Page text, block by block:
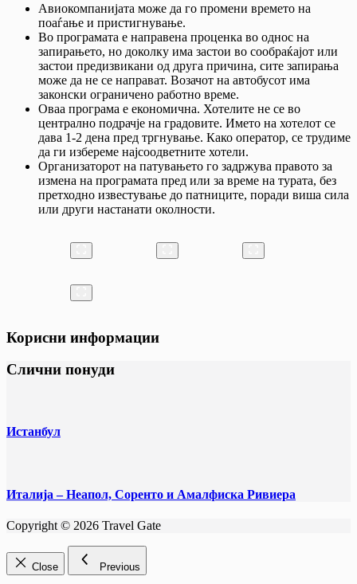
Авиокомпанијата може да го промени времето на
поаѓање и пристигнување.
Во програмата е направена проценка во однос на
запирањето, но доколку има застои во сообраќајот или
застои предизвикани од друга причина, сите запирања
може да не се направат. Возачот на автобусот има
законски ограничено работно време.
Оваа програма е економична. Хотелите не се во
централно подрачје на градовите. Името на хотелот се
дава 1-2 дена пред тргнување. Како оператор, се трудиме
да ги избереме најсоодветните хотели.
Организаторот на патувањето го задржува правото за
измена на програмата пред или за време на турата, без
претходно известување до патниците, поради виша сила
или други настанати околности.
Корисни информации
Слични понуди
Истанбул
Италија – Неапол, Соренто и Амалфиска Ривиера
Copyright © 2026 Travel Gate
Close Previous